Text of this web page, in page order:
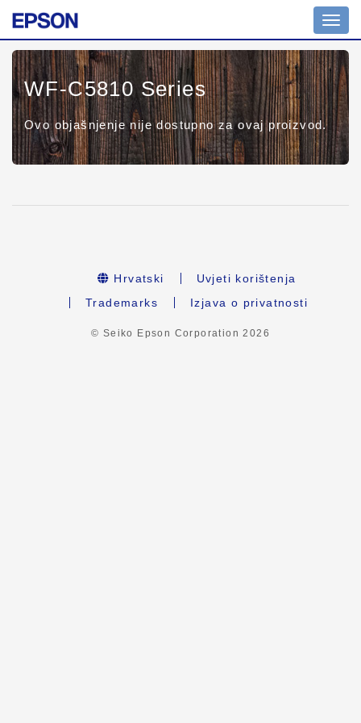
WF-C5810 Series
Ovo objašnjenje nije dostupno za ovaj proizvod.
Hrvatski
Uvjeti korištenja
Trademarks
Izjava o privatnosti
© Seiko Epson Corporation2026